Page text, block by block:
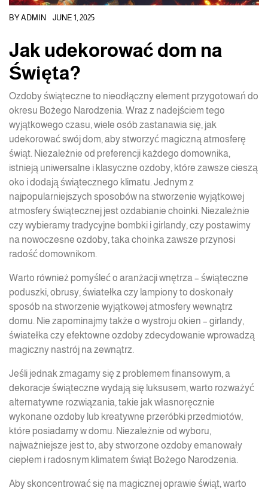
BYADMIN JUNE 1, 2025
Jak udekorować dom na
Święta?
Ozdoby świąteczne to nieodłączny element przygotowań do
okresu Bożego Narodzenia. Wraz z nadejściem tego
wyjątkowego czasu, wiele osób zastanawia się, jak
udekorować swój dom, aby stworzyć magiczną atmosferę
świąt. Niezależnie od preferencji każdego domownika,
istnieją uniwersalne i klasyczne ozdoby, które zawsze cieszą
oko i dodają świątecznego klimatu. Jednym z
najpopularniejszych sposobów na stworzenie wyjątkowej
atmosfery świątecznej jest ozdabianie choinki. Niezależnie
czy wybieramy tradycyjne bombki i girlandy, czy postawimy
na nowoczesne ozdoby, taka choinka zawsze przynosi
radość domownikom.
Warto również pomyśleć o aranżacji wnętrza – świąteczne
poduszki, obrusy, światełka czy lampiony to doskonały
sposób na stworzenie wyjątkowej atmosfery wewnątrz
domu. Nie zapominajmy także o wystroju okien – girlandy,
światełka czy efektowne ozdoby zdecydowanie wprowadzą
magiczny nastrój na zewnątrz.
Jeśli jednak zmagamy się z problemem finansowym, a
dekoracje świąteczne wydają się luksusem, warto rozważyć
alternatywne rozwiązania, takie jak własnoręcznie
wykonane ozdoby lub kreatywne przeróbki przedmiotów,
które posiadamy w domu. Niezależnie od wyboru,
najważniejsze jest to, aby stworzone ozdoby emanowały
ciepłem i radosnym klimatem świąt Bożego Narodzenia.
Aby skoncentrować się na magicznej oprawie świąt, warto